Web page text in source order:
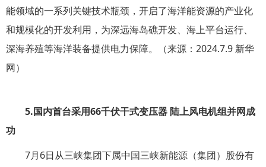
能领域的一系列关键技术瓶颈，开启了海洋能资源的产业化
和规模化的开发利用，为深远海岛礁开发、海上平台运行、
深海养殖等海洋装备提供电力保障。（来源：2024.7.9 新华
网）
5.国内首台采用66千伏干式变压器 陆上风电机组并网成
功
7月6日从三峡集团下属中国三峡新能源（集团）股份有